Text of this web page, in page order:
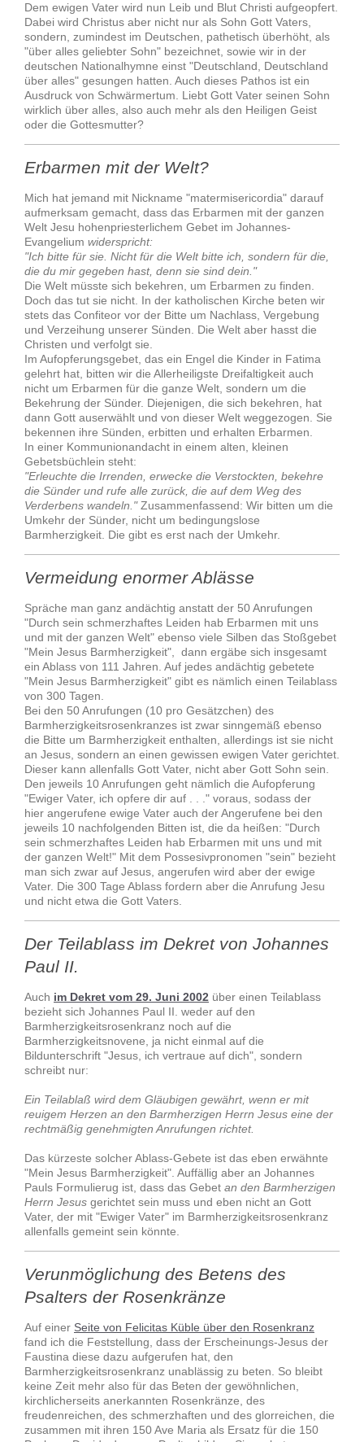
Dem ewigen Vater wird nun Leib und Blut Christi aufgeopfert.
Dabei wird Christus aber nicht nur als Sohn Gott Vaters,
sondern, zumindest im Deutschen, pathetisch überhöht, als
"über alles geliebter Sohn" bezeichnet, sowie wir in der
deutschen Nationalhymne einst "Deutschland, Deutschland
über alles" gesungen hatten. Auch dieses Pathos ist ein
Ausdruck von Schwärmertum. Liebt Gott Vater seinen Sohn
wirklich über alles, also auch mehr als den Heiligen Geist
oder die Gottesmutter?
Erbarmen mit der Welt?
Mich hat jemand mit Nickname "matermisericordia" darauf
aufmerksam gemacht, dass das Erbarmen mit der ganzen
Welt Jesu hohenpriesterlichem Gebet im Johannes-
Evangelium widerspricht:
"Ich bitte für sie. Nicht für die Welt bitte ich, sondern für die,
die du mir gegeben hast, denn sie sind dein."
Die Welt müsste sich bekehren, um Erbarmen zu finden.
Doch das tut sie nicht. In der katholischen Kirche beten wir
stets das Confiteor vor der Bitte um Nachlass, Vergebung
und Verzeihung unserer Sünden. Die Welt aber hasst die
Christen und verfolgt sie.
Im Aufopferungsgebet, das ein Engel die Kinder in Fatima
gelehrt hat, bitten wir die Allerheiligste Dreifaltigkeit auch
nicht um Erbarmen für die ganze Welt, sondern um die
Bekehrung der Sünder. Diejenigen, die sich bekehren, hat
dann Gott auserwählt und von dieser Welt weggezogen. Sie
bekennen ihre Sünden, erbitten und erhalten Erbarmen.
In einer Kommunionandacht in einem alten, kleinen
Gebetsbüchlein steht:
"Erleuchte die Irrenden, erwecke die Verstockten, bekehre
die Sünder und rufe alle zurück, die auf dem Weg des
Verderbens wandeln."Zusammenfassend: Wir bitten um die
Umkehr der Sünder, nicht um bedingungslose
Barmherzigkeit. Die gibt es erst nach der Umkehr.
Vermeidung enormer Ablässe
Spräche man ganz andächtig anstatt der 50 Anrufungen
"Durch sein schmerzhaftes Leiden hab Erbarmen mit uns
und mit der ganzen Welt" ebenso viele Silben das Stoßgebet
"Mein Jesus Barmherzigkeit", dann ergäbe sich insgesamt
ein Ablass von 111 Jahren. Auf jedes andächtig gebetete
"Mein Jesus Barmherzigkeit" gibt es nämlich einen Teilablass
von 300 Tagen.
Bei den 50 Anrufungen (10 pro Gesätzchen) des
Barmherzigkeitsrosenkranzes ist zwar sinngemäß ebenso
die Bitte um Barmherzigkeit enthalten, allerdings ist sie nicht
an Jesus, sondern an einen gewissen ewigen Vater gerichtet.
Dieser kann allenfalls Gott Vater, nicht aber Gott Sohn sein.
Den jeweils 10 Anrufungen geht nämlich die Aufopferung
"Ewiger Vater, ich opfere dir auf . . ." voraus, sodass der
hier angerufene ewige Vater auch der Angerufene bei den
jeweils 10 nachfolgenden Bitten ist, die da heißen: "Durch
sein schmerzhaftes Leiden hab Erbarmen mit uns und mit
der ganzen Welt!" Mit dem Possesivpronomen "sein" bezieht
man sich zwar auf Jesus, angerufen wird aber der ewige
Vater. Die 300 Tage Ablass fordern aber die Anrufung Jesu
und nicht etwa die Gott Vaters.
Der Teilablass im Dekret von Johannes
Paul II.
Auch im Dekret vom 29. Juni 2002 über einen Teilablass
bezieht sich Johannes Paul II. weder auf den
Barmherzigkeitsrosenkranz noch auf die
Barmherzigkeitsnovene, ja nicht einmal auf die
Bildunterschrift "Jesus, ich vertraue auf dich", sondern
schreibt nur:
Ein Teilablaß wird dem Gläubigen gewährt, wenn er mit
reuigem Herzen an den Barmherzigen Herrn Jesus eine der
rechtmäßig genehmigten Anrufungen richtet.
Das kürzeste solcher Ablass-Gebete ist das eben erwähnte
"Mein Jesus Barmherzigkeit". Auffällig aber an Johannes
Pauls Formulierug ist, dass das Gebet an den Barmherzigen
Herrn Jesus gerichtet sein muss und eben nicht an Gott
Vater, der mit "Ewiger Vater" im Barmherzigkeitsrosenkranz
allenfalls gemeint sein könnte.
Verunmöglichung des Betens des
Psalters der Rosenkränze
Auf einer Seite von Felicitas Küble über den Rosenkranz
fand ich die Feststellung, dass der Erscheinungs-Jesus der
Faustina diese dazu aufgerufen hat, den
Barmherzigkeitsrosenkranz unablässig zu beten. So bleibt
keine Zeit mehr also für das Beten der gewöhnlichen,
kirchlicherseits anerkannten Rosenkränze, des
freudenreichen, des schmerzhaften und des glorreichen, die
zusammen mit ihren 150 Ave Maria als Ersatz für die 150